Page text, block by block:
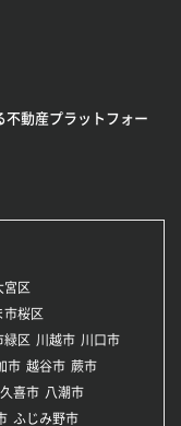
不動産プラットフォー
宮区
市桜区
緑区 川越市 川口市
市 越谷市 蕨市
久喜市 八潮市
ふじみ野市